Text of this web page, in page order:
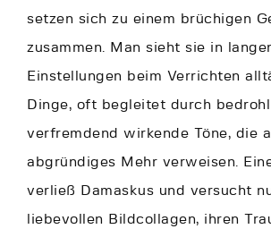
setzen sich zu einem brüchigen
zusammen. Man sieht sie in
Einstellungen beim Verrichten
Dinge, oft begleitet durch
verfremdend wirkende Töne, die
abgründiges Mehr verweisen.
verließ Damaskus und versucht
liebevollen Bildcollagen, ihren